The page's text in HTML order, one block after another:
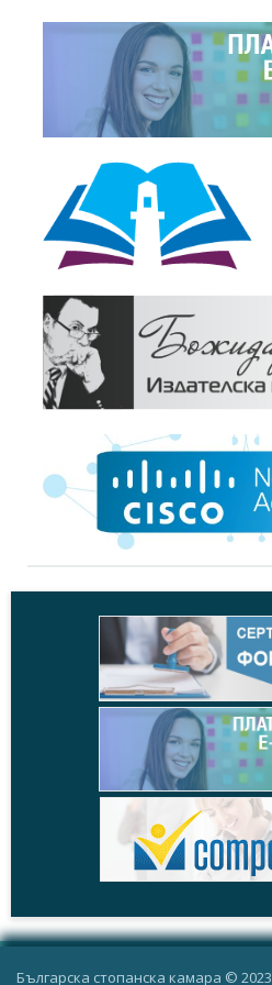
Събития, 18.12.2017
ПРЕСКОНФЕРЕНЦИЯ: "2017 г.
бизнеса"
Новини, 10.11.2017
Включете се в годишната
Новини, 19.12.2016
"2016 г. през погледа на
Събития, 19.12.2016
Пресконференция: "2016 г.
Дискусии, 09.11.2016
Новини, 17.12.2015
"2015 г. през погледа на
Новини, 15.12.2012
"2012 г. през погледа на
19.12.2011
"2011 г. през погледа на
Новини, 20.12.2010
"2010 г. през погледа на
Новини, 21.12.2009
"2009 г. през погледа на
Българска стопанска камара ©